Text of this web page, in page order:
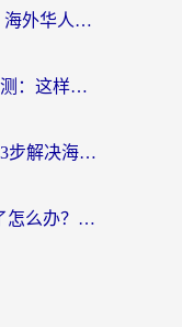
音悦Tai在瑞典用不了怎么办？海外华人追剧听歌的实用指南
优酷境外地域限制？海外党亲测：这样看国内剧再也不卡（附3个实用场景解决）
香港西瓜视频看不了怎么办？3步解决海外追剧难题，附靠谱加速器推荐
喜马拉雅FM在马来西亚用不了怎么办？海外华人亲测有效的回国加速指南